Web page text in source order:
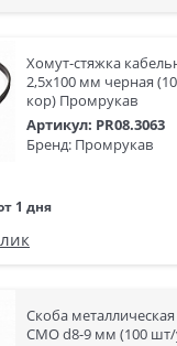
Хомут-стяжка
2,5х100 мм черная
кор) Промрукав
Артикул: PR08.3063
Бренд: Промрукав
1 дня
Скоба
СМО d8-9 мм (100